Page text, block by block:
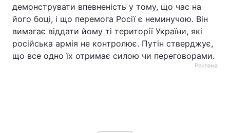
демонструвати впевненість у тому, що час на
його боці, і що перемога Росії є неминучою. Він
вимагає віддати йому ті території України, які
російська армія не контролює. Путін стверджує,
що все одно їх отримає силою чи переговорами.
Реклама